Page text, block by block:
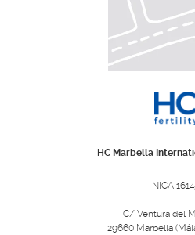
HC Marbella
NICA
C/ Ventura del
29660 Marbella